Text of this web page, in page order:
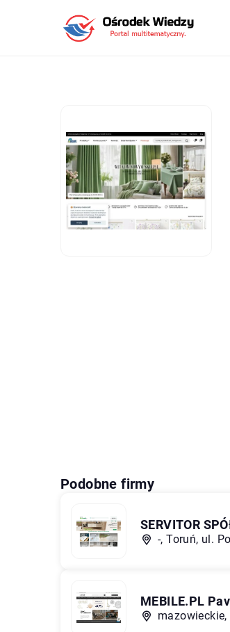
Podobne firmy
SERVITOR
-, Toruń, ul.
MEBILE.PL